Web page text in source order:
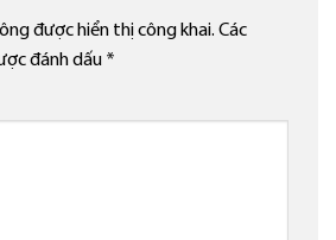
được hiển thị công khai. Các
đánh dấu *